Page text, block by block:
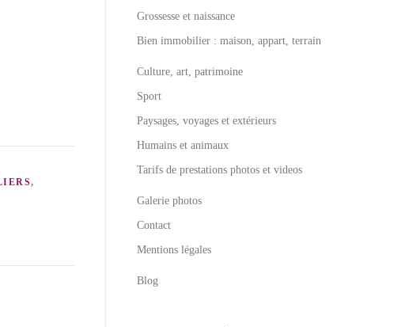
,
Grossesse et naissance
Bien immobilier : maison, appart, terrain
Culture, art, patrimoine
Sport
Paysages, voyages et extérieurs
Humains et animaux
Tarifs de prestations photos et videos
Galerie photos
Contact
Mentions légales
Blog